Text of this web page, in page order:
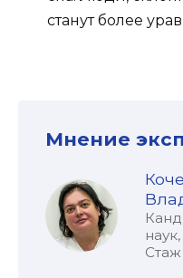
станут более
Мнение
Стаж